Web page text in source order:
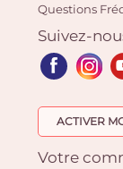
Questions
Suivez-
ACTIVER
Votre